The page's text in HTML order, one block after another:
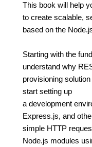
This book will help
to create scalable,
based on the
Starting with the
understand why
provisioning
start setting up
a development
Express.js, and
simple HTTP
Node.js modules